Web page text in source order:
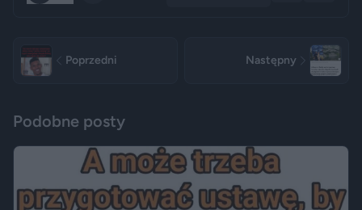
Poprzedni Następny
Podobne posty